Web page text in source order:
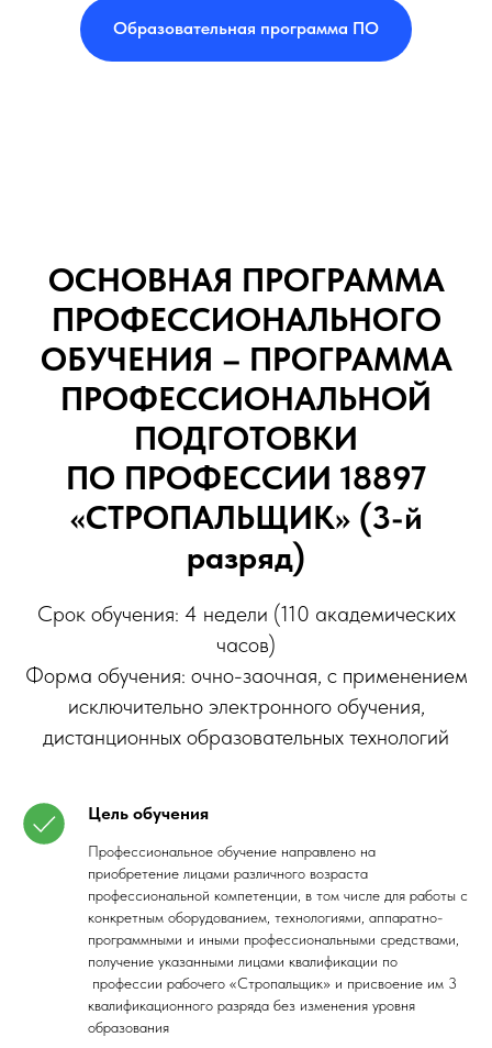
Образовательная программа ПО
ОСНОВНАЯ ПРОГРАММА
ПРОФЕССИОНАЛЬНОГО
ОБУЧЕНИЯ – ПРОГРАММА
ПРОФЕССИОНАЛЬНОЙ
ПОДГОТОВКИ
ПО ПРОФЕССИИ 18897
«СТРОПАЛЬЩИК» (3-й
разряд)
Срок обучения: 4 недели (110 академических
часов)
Форма обучения: очно-заочная, с применением
исключительно электронного обучения,
дистанционных образовательных технологий
Цель обучения
Профессиональное обучение направлено на
приобретение лицами различного возраста
профессиональной компетенции, в том числе для работы с
конкретным оборудованием, технологиями, аппаратно-
программными и иными профессиональными средствами,
получение указанными лицами квалификации по
профессии рабочего «Стропальщик» и присвоение им 3
квалификационного разряда без изменения уровня
образования